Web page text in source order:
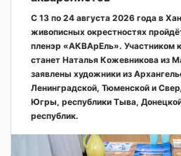
С 13 по 24 августа 2026 года в
живописных окрестностях
пленэр «АКВАрЕль». Участником
станет Наталья Кожевникова из
заявлены художники из
Ленинградской, Тюменской и
Югры, республики Тыва,
республик.